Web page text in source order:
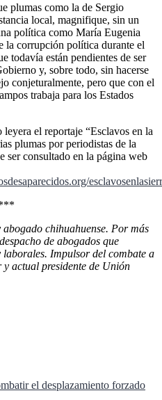
plumas como la de Sergio
local, magnifique, sin un
política como María Eugenia
la corrupción política durante el
todavía están pendientes de ser
y, sobre todo, sin hacerse
conjeturalmente, pero que con el
trabaja para los Estados
el reportaje “Esclavos en la
plumas por periodistas de la
ser consultado en la página web
chihuahuense. Por más
de abogados que
laborales. Impulsor del combate a
actual presidente de Unión
el desplazamiento forzado